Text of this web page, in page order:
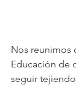
Nos reunimos
Educación de
seguir